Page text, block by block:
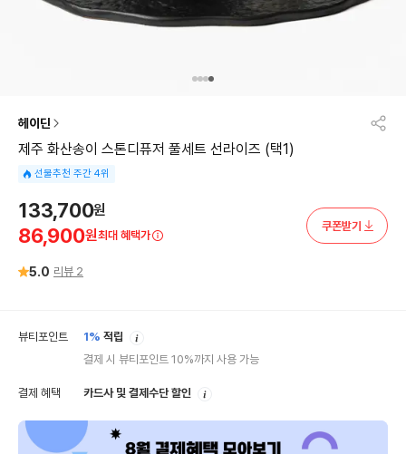
헤이딘
제주 화산송이 스톤디퓨저 풀세트 선라이즈 (택1)
선물추천 주간 4위
133,700원
86,900원최대 혜택가
쿠폰받기
5.0 리뷰 2
뷰티포인트 1% 적립
결제 시 뷰티포인트 10%까지 사용 가능
결제 혜택 카드사 및 결제수단 할인